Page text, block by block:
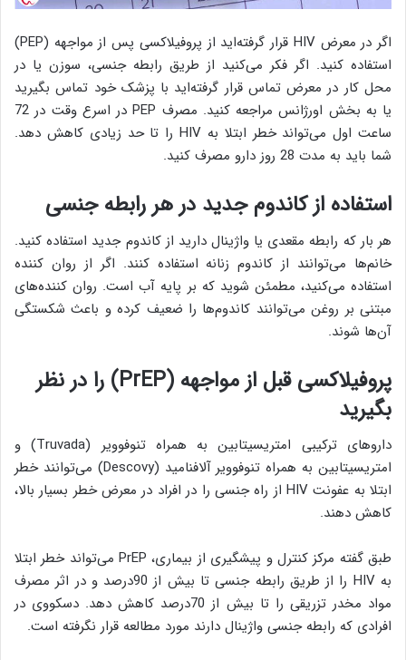
اگر در معرض HIV قرار گرفته‌اید از پروفیلاکسی پس از مواجهه (PEP)
استفاده کنید. اگر فکر می‌کنید از طریق رابطه جنسی، سوزن یا در
محل کار در معرض تماس قرار گرفته‌اید با پزشک خود تماس بگیرید
یا به بخش اورژانس مراجعه کنید. مصرف PEP در اسرع وقت در 72
ساعت اول می‌تواند خطر ابتلا به HIV را تا حد زیادی کاهش دهد.
شما باید به مدت 28 روز دارو مصرف کنید.
استفاده از کاندوم جدید در هر رابطه جنسی
هر بار که رابطه مقعدی یا واژینال دارید از کاندوم جدید استفاده کنید.
خانم‌ها می‌توانند از کاندوم زنانه استفاده کنند. اگر از روان کننده
استفاده می‌کنید، مطمئن شوید که بر پایه آب است. روان کننده‌های
مبتنی بر روغن می‌توانند کاندوم‌ها را ضعیف کرده و باعث شکستگی
آن‌ها شوند.
پروفیلاکسی قبل از مواجهه (PrEP) را در نظر
بگیرید
داروهای ترکیبی امتریسیتابین به همراه تنوفوویر (Truvada) و
امتریسیتابین به همراه تنوفوویر آلافنامید (Descovy) می‌توانند خطر
ابتلا به عفونت HIV از راه جنسی را در افراد در معرض خطر بسیار بالا،
کاهش دهند.
طبق گفته مرکز کنترل و پیشگیری از بیماری، PrEP می‌تواند خطر ابتلا
به HIV را از طریق رابطه جنسی تا بیش از 90درصد و در اثر مصرف
مواد مخدر تزریقی را تا بیش از 70درصد کاهش دهد. دسکووی در
افرادی که رابطه جنسی واژینال دارند مورد مطالعه قرار نگرفته است.